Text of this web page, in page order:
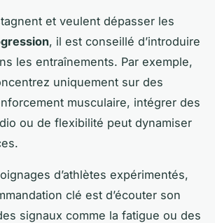
et veulent dépasser les
, il est conseillé d’introduire
les entraînements. Par exemple,
uniquement sur des
musculaire, intégrer des
ou de flexibilité peut dynamiser
d’athlètes expérimentés,
clé est d’écouter son
signaux comme la fatigue ou des